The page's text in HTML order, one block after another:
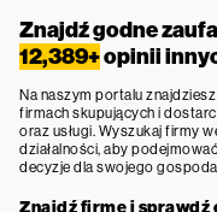
Znajdź godne
12,389+opinii
Na naszym portalu
firmach skupujących i
oraz usługi. Wyszukaj firmy
działalności, aby
decyzje dla swojego
Znajdź firmę i sprawdź